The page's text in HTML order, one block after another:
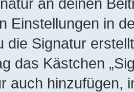
Einstellungen in
die Signatur
das Kästchen
auch hinzufügen,